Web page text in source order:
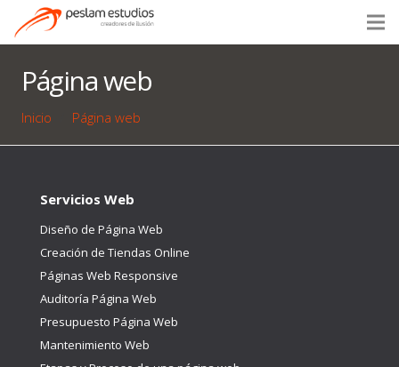
Página web
Inicio Página web
Servicios Web
Diseño de Página Web
Creación de Tiendas Online
Páginas Web Responsive
Auditoría Página Web
Presupuesto Página Web
Mantenimiento Web